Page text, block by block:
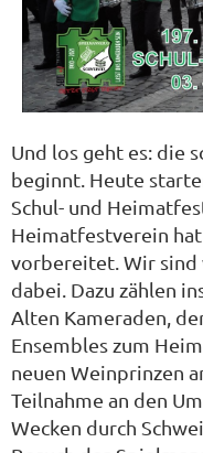
Und los geht es: die
beginnt. Heute
Schul- und
Heimatfestverein
vorbereitet. Wir sind
dabei. Dazu zählen
Alten Kameraden,
Ensembles zum
neuen Weinprinzen
Teilnahme an den
Wecken durch